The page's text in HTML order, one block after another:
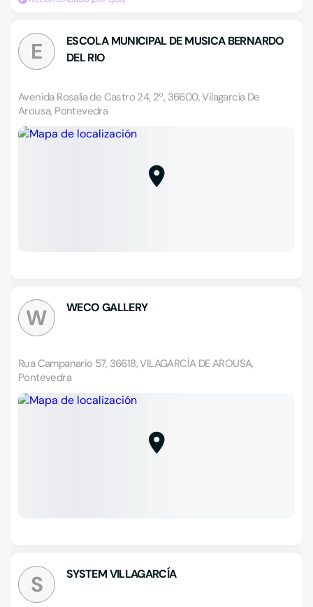
E
ESCOLA MUNICIPAL DE MUSICA BERNARDO
DEL RIO
Avenida Rosalía de Castro 24, 2º, 36600, Vilagarcía De
Arousa, Pontevedra
W WECO GALLERY
Rua Campanario 57, 36618, VILAGARCÍA DE AROUSA,
Pontevedra
S SYSTEM VILLAGARCÍA